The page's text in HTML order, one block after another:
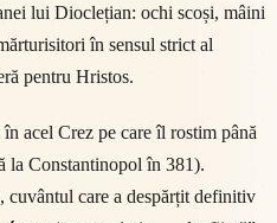
lui Dioclețian: ochi scoși, mâini
în sensul strict al
pentru Hristos.
acel Crez pe care îl rostim până
la Constantinopol în 381).
cuvântul care a despărțit definitiv